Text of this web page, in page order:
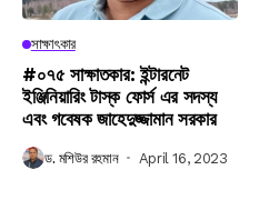
সাক্ষাৎকার
#০৭৫ সাক্ষাতকার: ইন্টারনেট
ইঞ্জিনিয়ারিং টাস্ক ফোর্স এর সদস্য
এবং গবেষক জাহেদুজ্জামান সরকার
ড. মশিউর রহমান April 16, 2023